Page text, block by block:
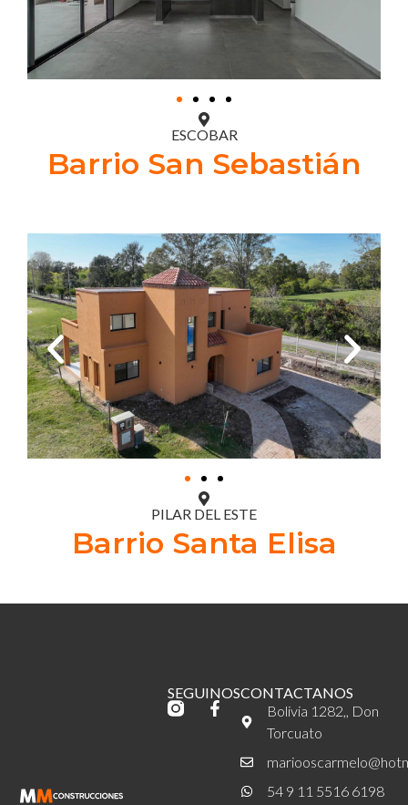
ESCOBAR
Barrio San Sebastián
PILAR DEL ESTE
Barrio Santa Elisa
CONTACTANOS
Bolivia 1282,, Don
Torcuato
54 9 11 5516 6198
SEGUINOS